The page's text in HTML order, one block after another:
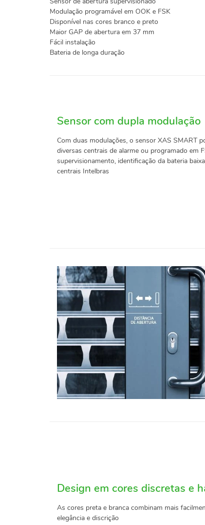
Modulação programável em OOK e FSK
Disponível nas cores branco e preto
Maior GAP de abertura em 37 mm
Fácil instalação
Bateria de longa duração
Sensor com dupla modulação
Com duas modulações, o sensor XAS SMART
diversas centrais de alarme ou programado em
supervisionamento, identificação da bateria
centrais Intelbras
Design em cores discretas e
As cores preta e branca combinam mais
elegância e discrição